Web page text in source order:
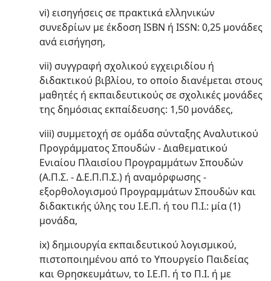
vi) εισηγήσεις σε πρακτικά ελληνικών
συνεδρίων με έκδοση ISBN ή ISSN: 0,25 μονάδες
ανά εισήγηση,
vii) συγγραφή σχολικού εγχειριδίου ή
διδακτικού βιβλίου, το οποίο διανέμεται στους
μαθητές ή εκπαιδευτικούς σε σχολικές μονάδες
της δημόσιας εκπαίδευσης: 1,50 μονάδες,
viii) συμμετοχή σε ομάδα σύνταξης Αναλυτικού
Προγράμματος Σπουδών - Διαθεματικού
Ενιαίου Πλαισίου Προγραμμάτων Σπουδών
(Α.Π.Σ. - Δ.Ε.Π.Π.Σ.) ή αναμόρφωσης -
εξορθολογισμού Προγραμμάτων Σπουδών και
διδακτικής ύλης του Ι.Ε.Π. ή του Π.Ι.: μία (1)
μονάδα,
ix) δημιουργία εκπαιδευτικού λογισμικού,
πιστοποιημένου από το Υπουργείο Παιδείας
και Θρησκευμάτων, το Ι.Ε.Π. ή το Π.Ι. ή με